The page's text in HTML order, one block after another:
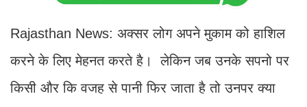
Rajasthan News: अक्सर लोग अपने मुकाम को हाशिल
करने के लिए मेहनत करते है। लेकिन जब उनके सपनो पर
किसी और कि वजह से पानी फिर जाता है तो उनपर क्या